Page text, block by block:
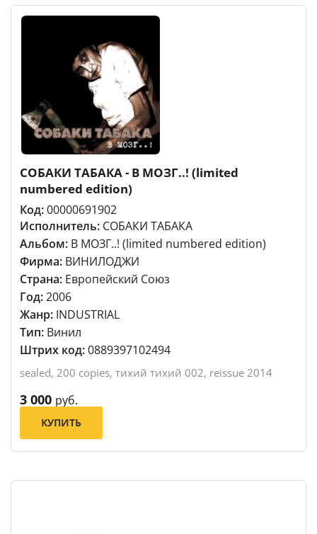
СОБАКИ ТАБАКА - В МОЗГ..! (limited
numbered edition)
Код:00000691902
Исполнитель: СОБАКИ ТАБАКА
Альбом: В МОЗГ..! (limited numbered edition)
Фирма: ВИНИЛОДЖИ
Страна: Европейский Cоюз
Год:2006
Жанр: INDUSTRIAL
Тип: Винил
Штрих код:0889397102494
sealed, 200 copies, тихий тихий 002, reissue 2014
3 000 руб.
КУПИТЬ